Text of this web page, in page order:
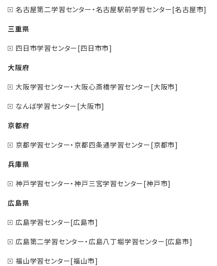
名古屋第二学習センター・名古屋駅前学習センター[名古屋市]
三重県
四日市学習センター[四日市市]
大阪府
大阪学習センター・大阪心斎橋学習センター[大阪市]
なんば学習センター[大阪市]
京都府
京都学習センター・京都四条通学習センター[京都市]
兵庫県
神戸学習センター・神戸三宮学習センター[神戸市]
広島県
広島学習センター[広島市]
広島第二学習センター・広島八丁堀学習センター[広島市]
福山学習センター[福山市]